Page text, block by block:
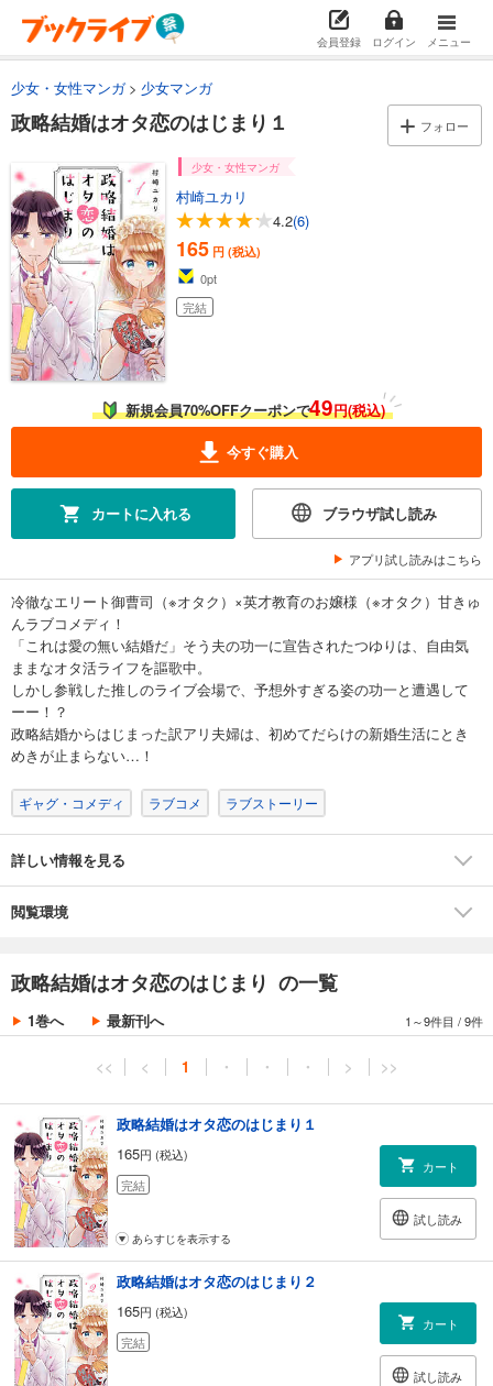
会員登録 ログイン メニュー
少女・女性マンガ 少女マンガ
政略結婚はオタ恋のはじまり１ フォロー
少女・女性マンガ
村崎ユカリ
4.2(6)
165 円 (税込)
0pt
完結
新規会員70%OFFクーポンで49円(税込)
今すぐ購入
カートに入れる ブラウザ試し読み
アプリ試し読みはこちら
冷徹なエリート御曹司（※オタク）×英才教育のお嬢様（※オタク）甘きゅ
んラブコメディ！
「これは愛の無い結婚だ」そう夫の功一に宣告されたつゆりは、自由気
ままなオタ活ライフを謳歌中。
しかし参戦した推しのライブ会場で、予想外すぎる姿の功一と遭遇して
ーー！？
政略結婚からはじまった訳アリ夫婦は、初めてだらけの新婚生活にとき
めきが止まらない…！
ギャグ・コメディ ラブコメ ラブストーリー
詳しい情報を見る
閲覧環境
政略結婚はオタ恋のはじまり の一覧
1巻へ 最新刊へ 1～9件目 /9件
<< < 1 ・ ・ ・ > >>
政略結婚はオタ恋のはじまり１
165円 (税込)
完結
カート
試し読み
あらすじを表示する
政略結婚はオタ恋のはじまり２
165円 (税込)
完結
カート
試し読み